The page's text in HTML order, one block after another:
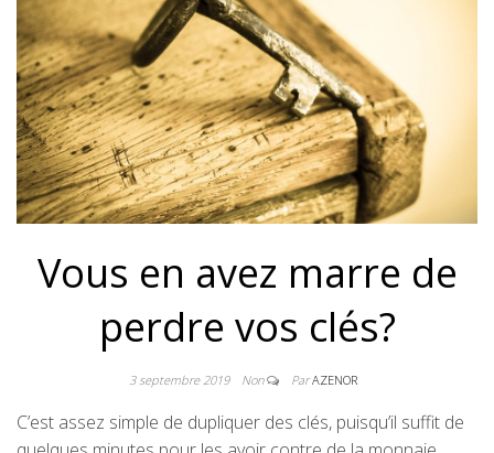
Vous en avez marre de
perdre vos clés?
3 septembre 2019 Non ParAZENOR
C’est assez simple de dupliquer des clés, puisqu’il suffit de